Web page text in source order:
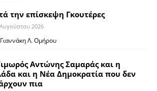
την επίσκεψη Γκουτέρες
2026
Λ. Ομήρου
Αντώνης Σαμαράς και η
και η Νέα Δημοκρατία που δεν
πια